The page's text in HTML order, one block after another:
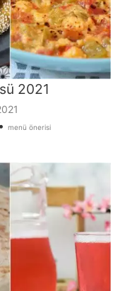
2021
• menü önerisi